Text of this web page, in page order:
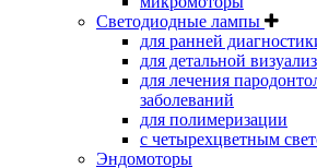
Светодиодные лампы
для ранней
для детальной
для лечения
заболеваний
для полимеризации
с четырехцветным
Эндомоторы